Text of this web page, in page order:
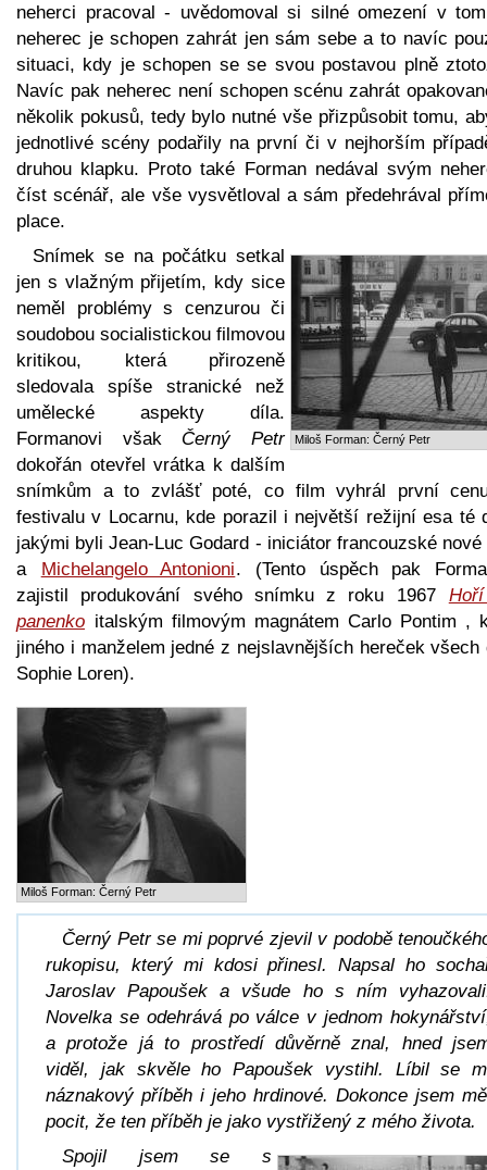
neherci pracoval - uvědomoval si silné omezení v
neherec je schopen zahrát jen sám sebe a to navíc
situaci, kdy je schopen se se svou postavou plně
Navíc pak neherec není schopen scénu zahrát
několik pokusů, tedy bylo nutné vše přizpůsobit tomu,
jednotlivé scény podařily na první či v nejhorším
druhou klapku. Proto také Forman nedával svým
číst scénář, ale vše vysvětloval a sám předehrával
place.
Miloš Forman: Černý Petr
Snímek se na počátku setkal
jen s vlažným přijetím, kdy sice
neměl problémy s cenzurou či
soudobou socialistickou filmovou
kritikou, která přirozeně
sledovala spíše stranické než
umělecké aspekty díla.
Formanovi však Černý Petr
dokořán otevřel vrátka k dalším
snímkům a to zvlášť poté, co film vyhrál první
festivalu v Locarnu, kde porazil i největší režijní esa té
jakými byli Jean-Luc Godard - iniciátor francouzské nové
a
Michelangelo Antonioni. (Tento úspěch pak
zajistil produkování svého snímku z roku 1967
panenko italským filmovým magnátem Carlo Pontim ,
jiného i manželem jedné z nejslavnějších hereček všech
Sophie Loren).
Miloš Forman: Černý Petr
Černý Petrse mi poprvé zjevil v podobě
rukopisu, který mi kdosi přinesl. Napsal ho
Jaroslav Papoušek a všude ho s ním
Novelka se odehrává po válce v jednom
a protože já to prostředí důvěrně znal, hned
viděl, jak skvěle ho Papoušek vystihl. Líbil se
náznakový příběh i jeho hrdinové. Dokonce jsem
pocit, že ten příběh je jako vystřižený z mého života.
Spojil jsem se s